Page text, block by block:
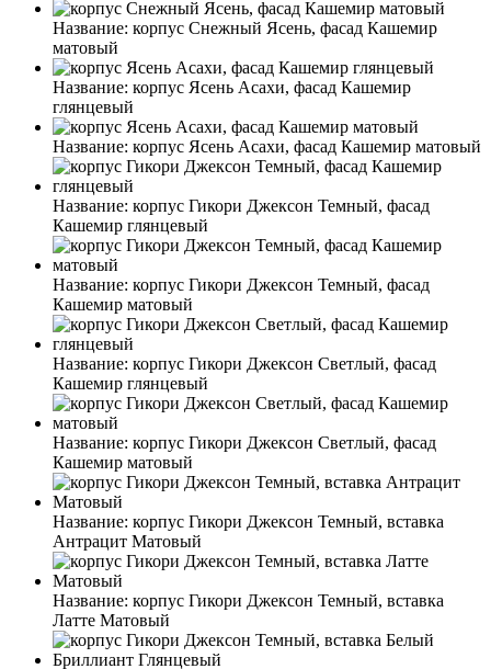
Название: корпус Снежный Ясень, фасад Кашемир
матовый
Название: корпус Ясень Асахи, фасад Кашемир
глянцевый
Название: корпус Ясень Асахи, фасад Кашемир матовый
Название: корпус Гикори Джексон Темный, фасад
Кашемир глянцевый
Название: корпус Гикори Джексон Темный, фасад
Кашемир матовый
Название: корпус Гикори Джексон Светлый, фасад
Кашемир глянцевый
Название: корпус Гикори Джексон Светлый, фасад
Кашемир матовый
Название: корпус Гикори Джексон Темный, вставка
Антрацит Матовый
Название: корпус Гикори Джексон Темный, вставка
Латте Матовый